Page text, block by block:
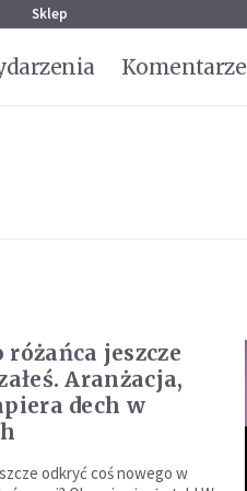
Sklep
Komentarze
jeszcze
Aranżacja,
dech w
odkryć coś nowego w